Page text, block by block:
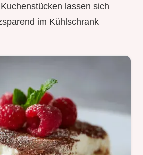
lassen sich
im Kühlschrank